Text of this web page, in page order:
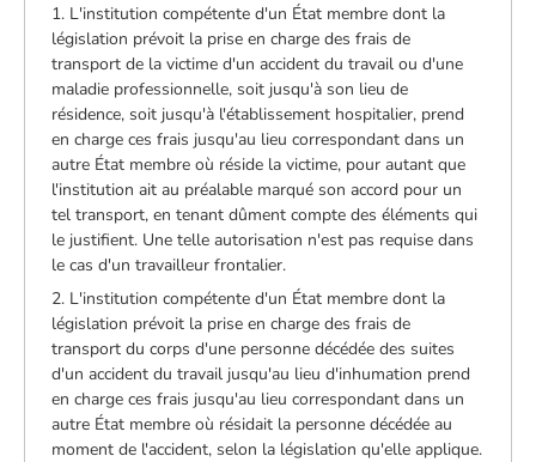
1. L'institution compétente d'un État membre dont la
législation prévoit la prise en charge des frais de
transport de la victime d'un accident du travail ou d'une
maladie professionnelle, soit jusqu'à son lieu de
résidence, soit jusqu'à l'établissement hospitalier, prend
en charge ces frais jusqu'au lieu correspondant dans un
autre État membre où réside la victime, pour autant que
l'institution ait au préalable marqué son accord pour un
tel transport, en tenant dûment compte des éléments qui
le justifient. Une telle autorisation n'est pas requise dans
le cas d'un travailleur frontalier.
2. L'institution compétente d'un État membre dont la
législation prévoit la prise en charge des frais de
transport du corps d'une personne décédée des suites
d'un accident du travail jusqu'au lieu d'inhumation prend
en charge ces frais jusqu'au lieu correspondant dans un
autre État membre où résidait la personne décédée au
moment de l'accident, selon la législation qu'elle applique.